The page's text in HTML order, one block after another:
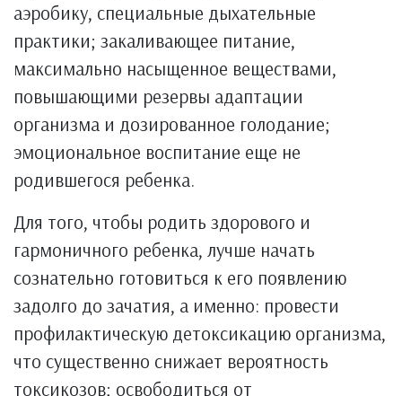
аэробику, специальные дыхательные
практики; закаливающее питание,
максимально насыщенное веществами,
повышающими резервы адаптации
организма и дозированное голодание;
эмоциональное воспитание еще не
родившегося ребенка.
Для того, чтобы родить здорового и
гармоничного ребенка, лучше начать
сознательно готовиться к его появлению
задолго до зачатия, а именно: провести
профилактическую детоксикацию организма,
что существенно снижает вероятность
токсикозов; освободиться от